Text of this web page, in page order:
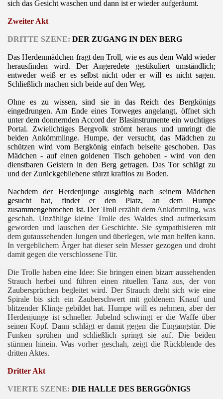
sich das Gesicht waschen und dann ist er wieder aufgeräumt.
Zweiter Akt
DRITTE SZENE: DER ZUGANG IN DEN BERG
Das Herdenmädchen fragt den Troll, wie es aus dem Wald wieder
herausfinden wird. Der Angeredete gestikuliert umständlich;
entweder weiß er es selbst nicht oder er will es nicht sagen.
Schließlich machen sich beide auf den Weg.
Ohne es zu wissen, sind sie in das Reich des Bergkönigs
eingedrungen. Am Ende eines Torweges angelangt, öffnet sich
unter dem donnernden Accord der Blasinstrumente ein wuchtiges
Portal. Zwielichtiges Bergvolk strömt heraus und umringt die
beiden Ankömmlinge. Humpe, der versucht, das Mädchen zu
schützen wird vom Bergkönig einfach beiseite geschoben. Das
Mädchen - auf einen goldenen Tisch gehoben - wird von den
dienstbaren Geistern in den Berg getragen. Das Tor schlägt zu
und der Zurückgebliebene stürzt kraftlos zu Boden.
Nachdem der Herdenjunge ausgiebig nach seinem Mädchen
gesucht hat, findet er den Platz, an dem Humpe
zusammengebrochen ist. Der Trollerzählt dem Ankömmling, was
geschah. Unzählige kleine Trolle des Waldes sind aufmerksam
geworden und lauschen der Geschichte. Sie sympathisieren mit
dem gutaussehenden Jungen und überlegen, wie man helfen kann.
In vergeblichem Ärger hat dieser sein Messer gezogen und droht
damit gegen die verschlossene Tür.
Die Trolle haben eine Idee: Sie bringen einen bizarr aussehenden
Strauch herbei und führen einen rituellen Tanz aus, der von
Zaubersprüchen begleitet wird. Der Strauch dreht sich wie eine
Spirale bis sich ein Zauberschwert mit goldenem Knauf und
blitzender Klinge gebildet hat. Humpe will es nehmen, aber der
Herdenjunge ist schneller. Jubelnd schwingt er die Waffe über
seinen Kopf. Dann schlägt er damit gegen die Eingangstür. Die
Funken sprühen und schließlich springt sie auf. Die beiden
stürmen hinein. Was vorher geschah, zeigt die Rückblende des
dritten Aktes.
Dritter Akt
VIERTE SZENE: DIE HALLE DES BERGGÖNIGS